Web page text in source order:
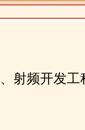
射频开发